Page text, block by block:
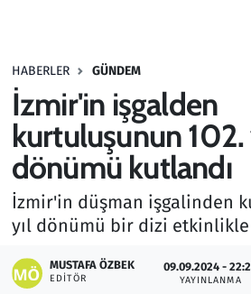
HABERLER GÜNDEM
İzmir'in işgalden
kurtuluşunun 102.
dönümü kutlandı
İzmir'in düşman işgalinden
yıl dönümü bir dizi etkinlikle
MUSTAFA ÖZBEK
EDITÖR
09.09.2024 -
YAYINLANMA
Haber
Kültür Sanat
Kurumsal Haberler
Lezzet Durağı
Memur ve Kamu